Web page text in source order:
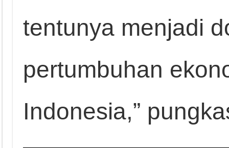
tentunya menjadi
pertumbuhan
Indonesia,”